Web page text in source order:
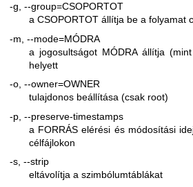
-g, --group=CSOPORTOT
a CSOPORTOT állítja be a folyamat
-m, --mode=MÓDRA
a jogosultságot MÓDRA állítja
helyett
-o, --owner=OWNER
tulajdonos beállítása (csak root)
-p, --preserve-timestamps
a FORRÁS elérési és módosítási
célfájlokon
-s, --strip
eltávolítja a szimbólumtáblákat